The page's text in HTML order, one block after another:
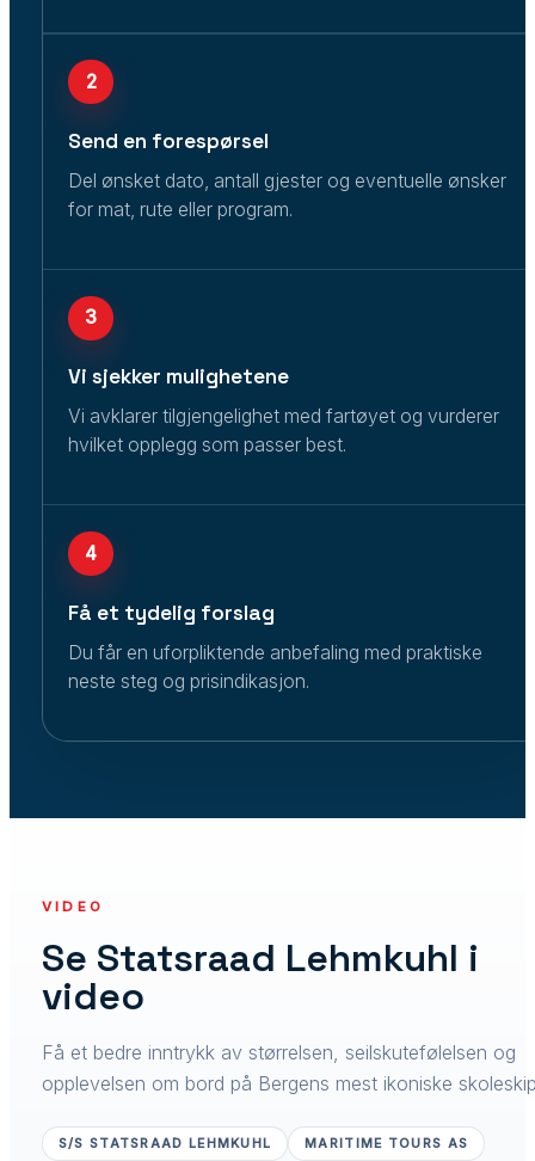
2
Send en forespørsel
Del ønsket dato, antall gjester og eventuelle ønsker
for mat, rute eller program.
3
Vi sjekker mulighetene
Vi avklarer tilgjengelighet med fartøyet og vurderer
hvilket opplegg som passer best.
4
Få et tydelig forslag
Du får en uforpliktende anbefaling med praktiske
neste steg og prisindikasjon.
VIDEO
Se Statsraad Lehmkuhl i
video
Få et bedre inntrykk av størrelsen, seilskutefølelsen og
opplevelsen om bord på Bergens mest ikoniske
S/S STATSRAAD LEHMKUHL MARITIME TOURS AS